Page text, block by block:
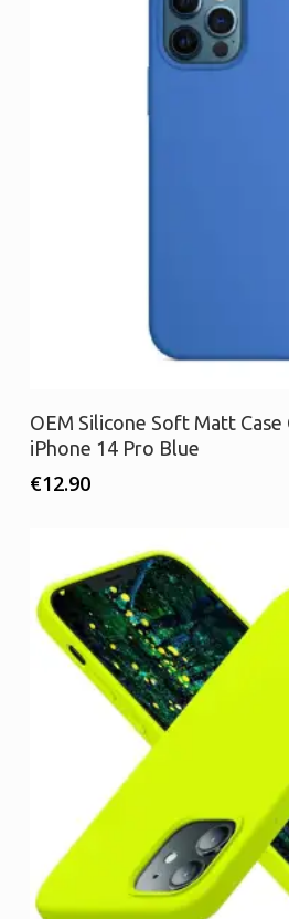
Προσθήκη στο
OEM Silicone Soft Matt Case
iPhone 14 Pro Blue
€12.90